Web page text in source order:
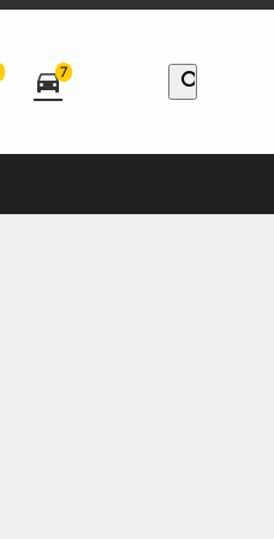
directions_car7 search